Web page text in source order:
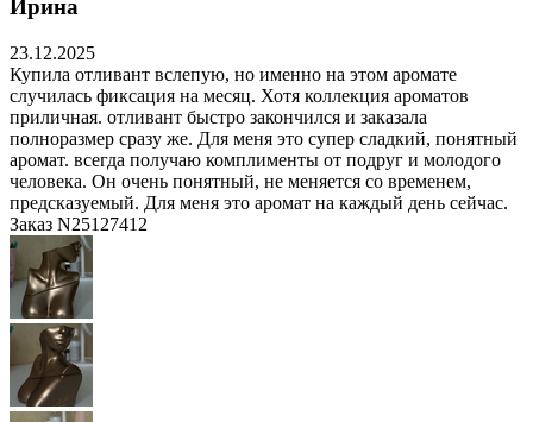
Ирина
23.12.2025
Купила отливант вслепую, но именно на этом аромате
случилась фиксация на месяц. Хотя коллекция ароматов
приличная. отливант быстро закончился и заказала
полноразмер сразу же. Для меня это супер сладкий, понятный
аромат. всегда получаю комплименты от подруг и молодого
человека. Он очень понятный, не меняется со временем,
предсказуемый. Для меня это аромат на каждый день сейчас.
Заказ N25127412